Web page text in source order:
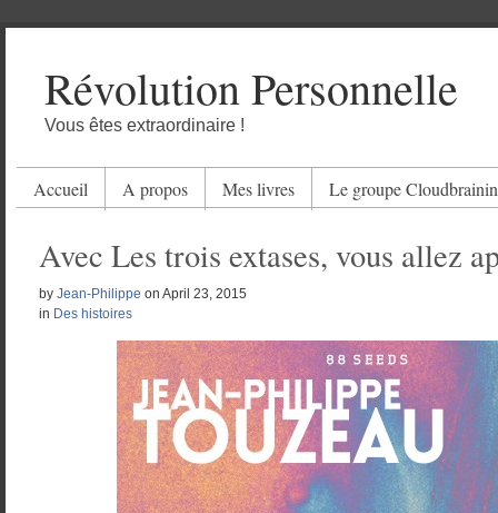
Révolution Personnelle
Vous êtes extraordinaire !
Accueil A propos Mes livres Le groupe
Avec Les trois extases, vous allez
by Jean-Philippe on April 23, 2015
in Des histoires